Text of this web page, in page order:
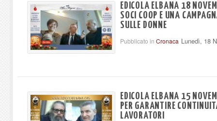
EDICOLA ELBANA 18
SOCI COOP E UNA
SULLE DONNE
Pubblicato in Cronaca Lunedì, 18
EDICOLA ELBANA 15
PER GARANTIRE
LAVORATORI